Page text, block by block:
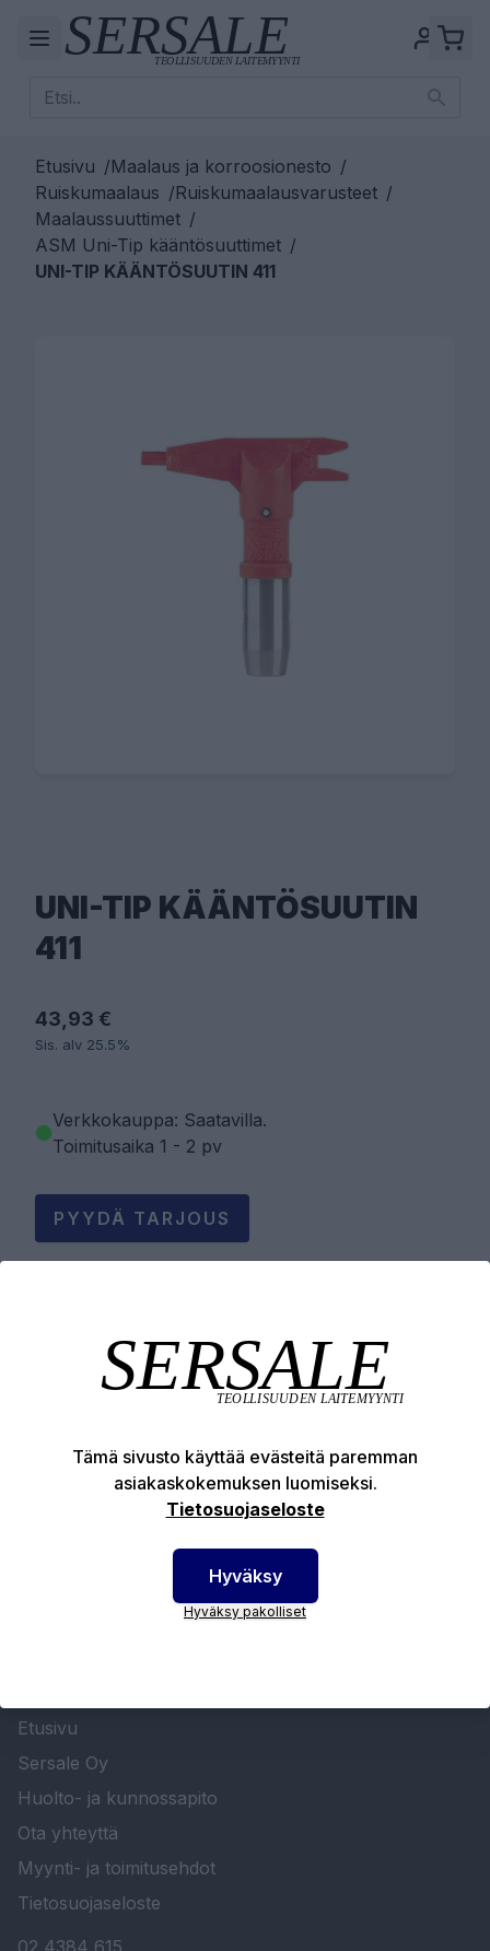
Etusivu /Maalaus ja korroosionesto /
Ruiskumaalaus /Ruiskumaalausvarusteet /
Maalaussuuttimet /
ASM Uni-Tip kääntösuuttimet /
UNI-TIP KÄÄNTÖSUUTIN 411
UNI-TIP KÄÄNTÖSUUTIN
411
43,93 €
Sis. alv 25.5%
Verkkokauppa: Saatavilla.
Toimitusaika 1 - 2 pv
PYYDÄ TARJOUS
Tekniset edut
Etusivu
Sersale Oy
Huolto- ja kunnossapito
Ota yhteyttä
Myynti- ja toimitusehdot
Tietosuojaseloste
02 4384 615
Tämä sivusto käyttää evästeitä paremman
asiakaskokemuksen luomiseksi.
Tietosuojaseloste
Hyväksy
Hyväksy pakolliset